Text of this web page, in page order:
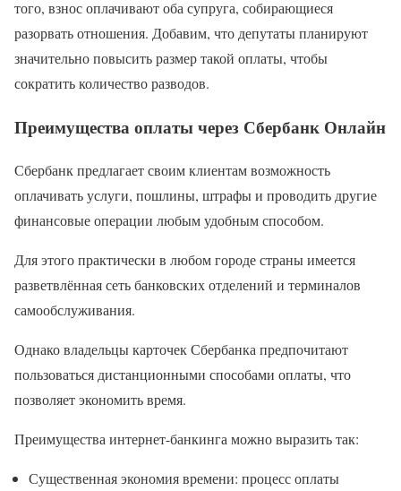
того, взнос оплачивают оба супруга, собирающиеся
разорвать отношения. Добавим, что депутаты планируют
значительно повысить размер такой оплаты, чтобы
сократить количество разводов.
Преимущества оплаты через Сбербанк Онлайн
Сбербанк предлагает своим клиентам возможность
оплачивать услуги, пошлины, штрафы и проводить другие
финансовые операции любым удобным способом.
Для этого практически в любом городе страны имеется
разветвлённая сеть банковских отделений и терминалов
самообслуживания.
Однако владельцы карточек Сбербанка предпочитают
пользоваться дистанционными способами оплаты, что
позволяет экономить время.
Преимущества интернет-банкинга можно выразить так:
Существенная экономия времени: процесс оплаты